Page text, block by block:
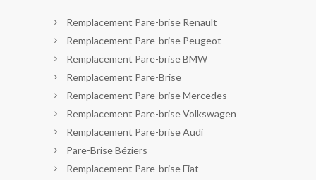
Remplacement Pare-brise Renault
Remplacement Pare-brise Peugeot
Remplacement Pare-brise BMW
Remplacement Pare-Brise
Remplacement Pare-brise Mercedes
Remplacement Pare-brise Volkswagen
Remplacement Pare-brise Audi
Pare-Brise Béziers
Remplacement Pare-brise Fiat